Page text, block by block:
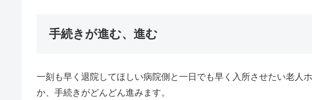
手続きが進む、進む
一刻も早く退院してほしい病院側と一日でも早く入所させたい老人
か、手続きがどんどん進みます。